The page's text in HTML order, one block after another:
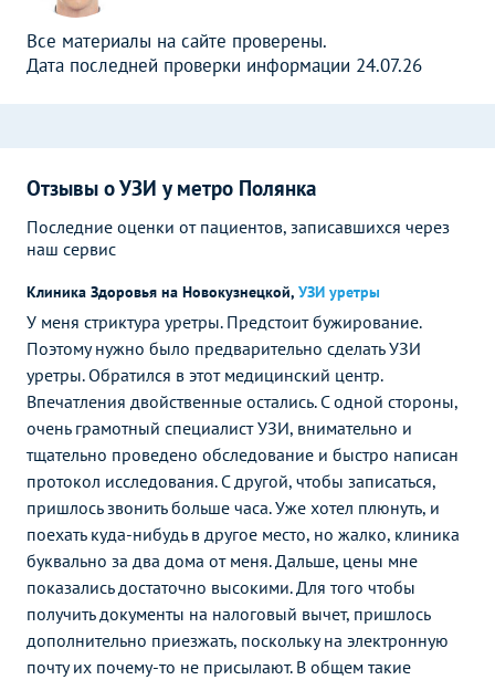
Все материалы на сайте проверены.
Дата последней проверки информации 24.07.26
Отзывы о УЗИ у метро Полянка
Последние оценки от пациентов, записавшихся через
наш сервис
Клиника Здоровья на Новокузнецкой, УЗИ уретры
У меня стриктура уретры. Предстоит бужирование.
Поэтому нужно было предварительно сделать УЗИ
уретры. Обратился в этот медицинский центр.
Впечатления двойственные остались. С одной стороны,
очень грамотный специалист УЗИ, внимательно и
тщательно проведено обследование и быстро написан
протокол исследования. С другой, чтобы записаться,
пришлось звонить больше часа. Уже хотел плюнуть, и
поехать куда-нибудь в другое место, но жалко, клиника
буквально за два дома от меня. Дальше, цены мне
показались достаточно высокими. Для того чтобы
получить документы на налоговый вычет, пришлось
дополнительно приезжать, поскольку на электронную
почту их почему-то не присылают. В общем такие